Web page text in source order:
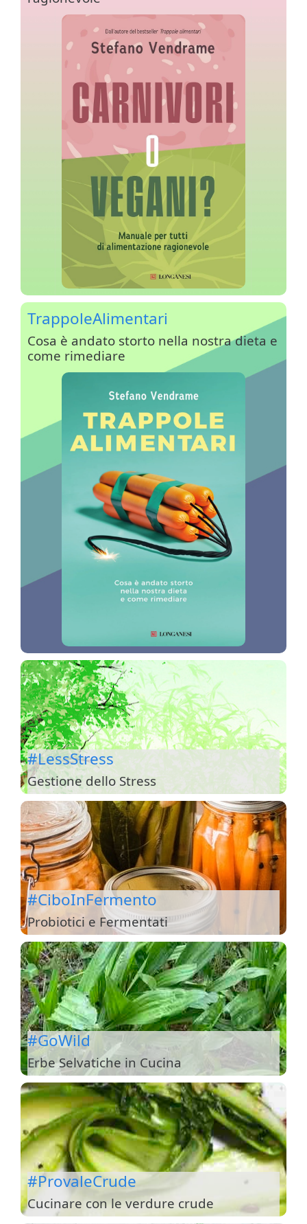
TrappoleAlimentari
Cosa è andato storto nella nostra dieta e
come rimediare
#LessStress
Gestione dello Stress
#CiboInFermento
Probiotici e Fermentati
#GoWild
Erbe Selvatiche in Cucina
#ProvaleCrude
Cucinare con le verdure crude